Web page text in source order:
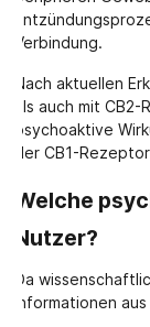
Verbindung.
Nach aktuellen
als auch mit
psychoaktive
der CB1-
Welche
Nutzer?
Da
Informationen